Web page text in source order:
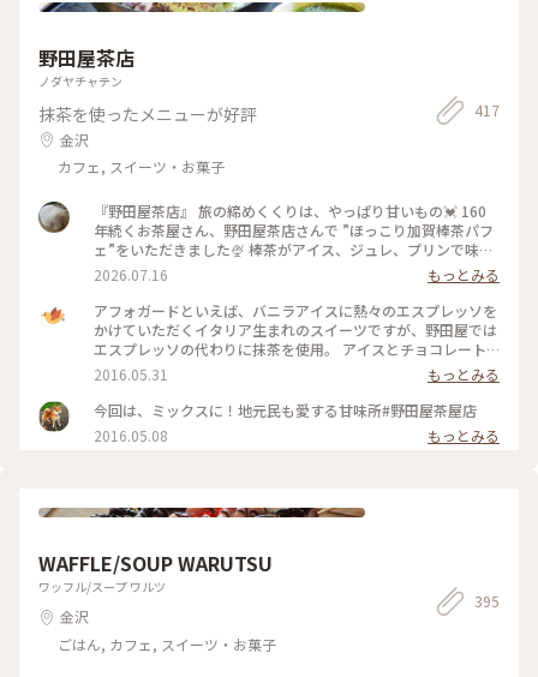
沢駅 #地産地消 #私のことりっぷ旅 #レトロな街
沢駅の駅ビルで立ち寄りやすい場所にあります。 不室屋さんの
ましたが、本場の金沢で食べることができて嬉しいな😆 ご当
地のおやつが食べたくなったら、立ち寄ってみてくださいね。
金沢旅⑯ #カフェ加賀麩不室屋 #加賀麩不室屋 #カフェ #金沢 #
金沢駅 #地産地消 #私のことりっぷ旅 #レトロな街
野田屋茶店
ノダヤチャテン
抹茶を使ったメニューが好評
金沢
カフェ, スイーツ・お菓子
417
『野田屋茶店』 旅の締めくくりは、やっぱり甘いもの💓 160
年続くお茶屋さん、野田屋茶店さんで ”ほっこり加賀棒茶パフ
ェ”をいただきました🍨 棒茶がアイス、ジュレ、プリンで味わ
えて 柑橘系やグラノーラがアクセントに✨ 加賀棒茶が存分に
楽しめて満足満足でした😊 .* 中庭の見える落ち着いた町屋のお
店です。 時間差があり一緒に撮れませんでしたが、 もう一人
が注文した”めっちゃ抹茶パフェ”も 抹茶がたっぷりで美味し
そうでした🍵🌟 4枚目の写真はHPより拝借しました。 金沢
旅、文化に食に満喫できました☺️ #野田屋茶店 #ことりっぷ金
沢 #金沢カフェ #加賀棒茶 #ひみつの絶景
2026.07.16
もっとみる
アフォガードといえば、バニラアイスに熱々のエスプレッソを
かけていただくイタリア生まれのスイーツですが、野田屋では
エスプレッソの代わりに抹茶を使用。 アイスとチョコレート
のとろける甘さを、濃い目に点てたほろ苦い抹茶が引き立て
る、とびきりの和製アフォガードです。
2016.05.31
もっとみる
今回は、ミックスに！地元民も愛する甘味所#野田屋茶屋店
2016.05.08
もっとみる
WAFFLE/SOUP WARUTSU
ワッフル/スープ ワルツ
金沢
ごはん, カフェ, スイーツ・お菓子
395